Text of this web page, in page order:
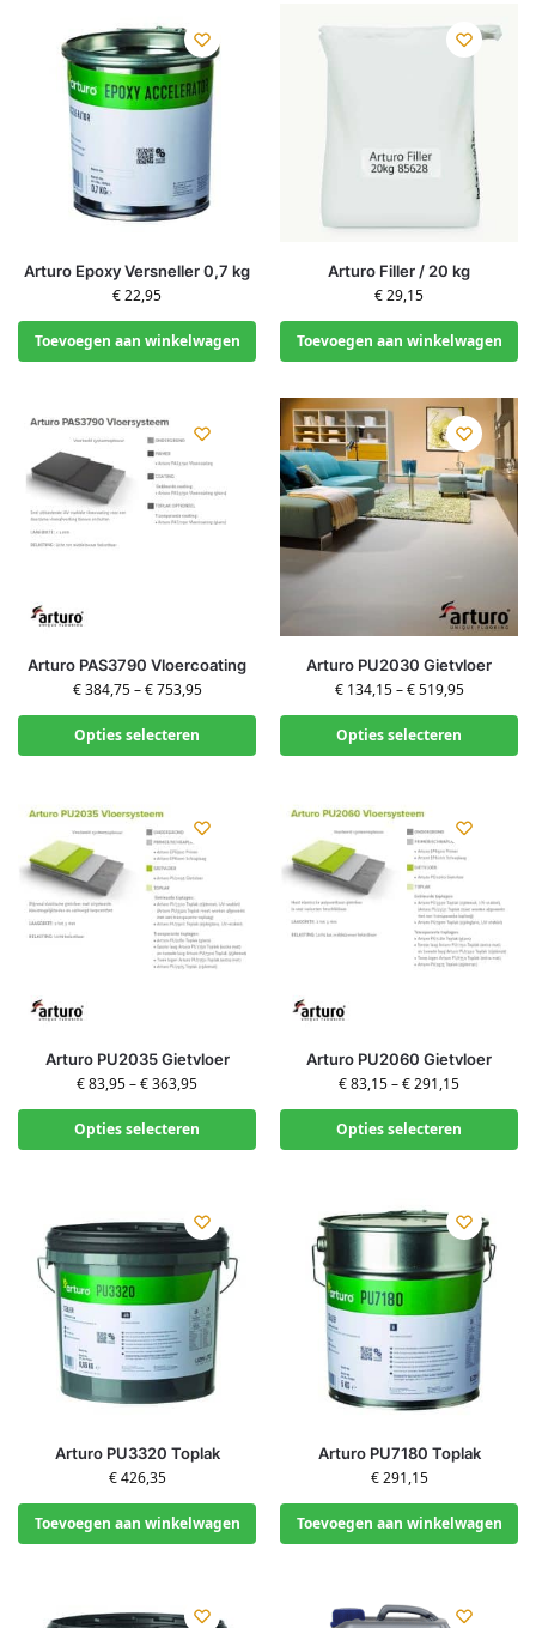
Arturo Epoxy Versneller 0,7 kg
€22,95
Toevoegen aan winkelwagen
Arturo Filler / 20 kg
€29,15
Toevoegen aan winkelwagen
Arturo PAS3790 Vloercoating
€384,75–€753,95
Opties selecteren
Arturo PU2030 Gietvloer
€134,15–€519,95
Opties selecteren
Arturo PU2035 Gietvloer
€83,95–€363,95
Opties selecteren
Arturo PU2060 Gietvloer
€83,15–€291,15
Opties selecteren
Arturo PU3320 Toplak
€426,35
Toevoegen aan winkelwagen
Arturo PU7180 Toplak
€291,15
Toevoegen aan winkelwagen